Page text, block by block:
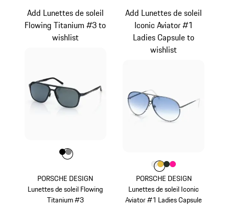
PORSCHE DESIGN
Lunettes de soleil Flowing
Titanium #3
Add Lunettes de soleil
Flowing Titanium #3 to
wishlist
Couleur
Couleur
Couleur
PORSCHE DESIGN
Lunettes de soleil Iconic
Aviator #1 Ladies Capsule
Add Lunettes de soleil
Iconic Aviator #1
Ladies Capsule to
wishlist
Couleur
Couleur
Couleur
Couleur
Couleur